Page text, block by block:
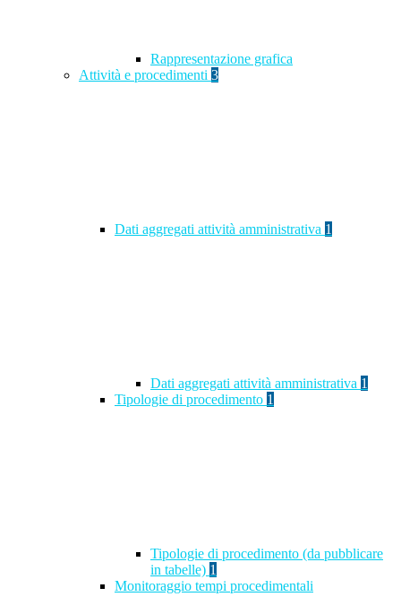
Rappresentazione grafica
Attività e procedimenti 3
Dati aggregati attività amministrativa 1
Dati aggregati attività amministrativa 1
Tipologie di procedimento 1
Tipologie di procedimento (da pubblicare
in tabelle) 1
Monitoraggio tempi procedimentali